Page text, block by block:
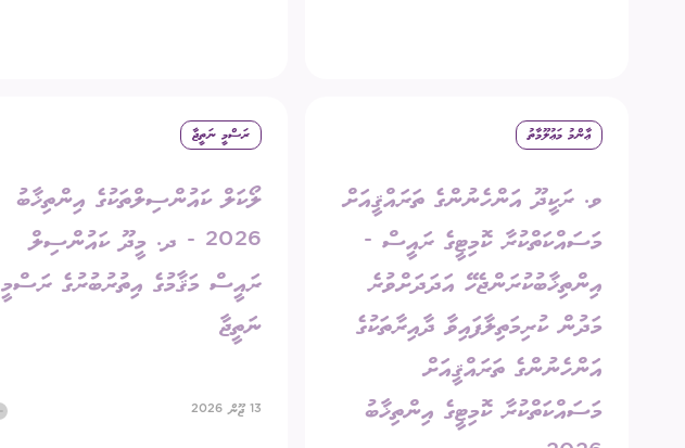
ޢާންމު މަޢުލޫމާތު
ވ. ރަކީދޫ އަންހެނުންގެ ތަރައްޤީއަށް
މަސައްކަތްކުރާ ކޮމިޓީގެ ރައީސް -
އިންތިޚާބުކުރަންޖެހޭ އަދަދަށްވުރެ
މަދުން ކުރިމަތިލާފައިވާ ދާއިރާތަކުގެ
އަންހެނުންގެ ތަރައްޤީއަށް
މަސައްކަތްކުރާ ކޮމިޓީގެ އިންތިޚާބު
ރަސްމީ ނަތީޖާ
ލޯކަލް ކައުންސިލްތަކުގެ އިންތިޚާބު
2026 - ދ. މީދޫ ކައުންސިލް
ރައީސް މަޤާމުގެ އިތުރުބުރުގެ ރަސްމީ
ނަތީޖާ
13 ޖޫން 2026